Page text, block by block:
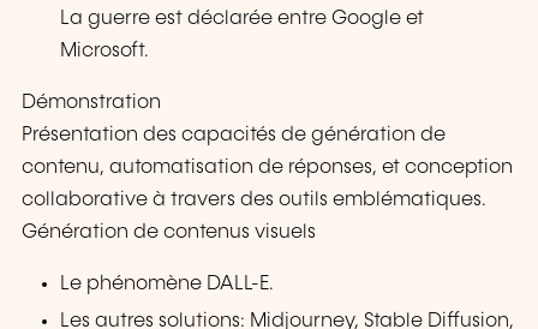
La guerre est déclarée entre Google et
Microsoft.
Démonstration
Présentation des capacités de génération de
contenu, automatisation de réponses, et conception
collaborative à travers des outils emblématiques.
Génération de contenus visuels
Le phénomène DALL-E.
Les autres solutions: Midjourney, Stable Diffusion,